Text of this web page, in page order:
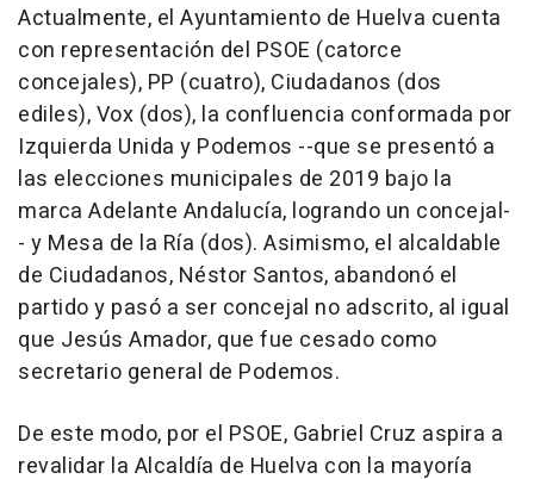
Actualmente, el Ayuntamiento de Huelva cuenta
con representación del PSOE (catorce
concejales), PP (cuatro), Ciudadanos (dos
ediles), Vox (dos), la confluencia conformada por
Izquierda Unida y Podemos --que se presentó a
las elecciones municipales de 2019 bajo la
marca Adelante Andalucía, logrando un concejal-
- y Mesa de la Ría (dos). Asimismo, el alcaldable
de Ciudadanos, Néstor Santos, abandonó el
partido y pasó a ser concejal no adscrito, al igual
que Jesús Amador, que fue cesado como
secretario general de Podemos.
De este modo, por el PSOE, Gabriel Cruz aspira a
revalidar la Alcaldía de Huelva con la mayoría